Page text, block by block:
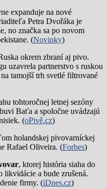
expanduje na nové
Petra Dvořáka je
no značka sa po novom
(Novinky)
okrem zbraní aj pivo.
uzavrela partnerstvo s ruskou
tamojší trh svetlé filtrované
tohtoročnej letnej sezóny
Baťa a spoločne uvádzajú
(oPivě.cz)
holandskej pivovarníckej
Rafael Oliveira. (Forbes)
, ktorej história siaha do
likvidácie a bude zrušená.
firmy. (iDnes.cz)